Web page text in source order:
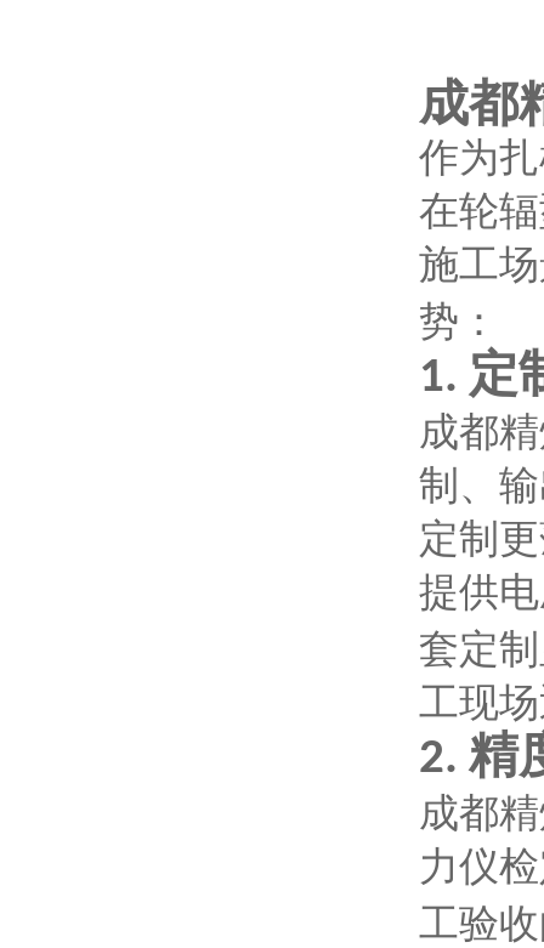
成都
作为
在轮
施工
势：
1. 定
成都
制、
定制
提供
套定
工现
2. 精
成都
力仪
工验